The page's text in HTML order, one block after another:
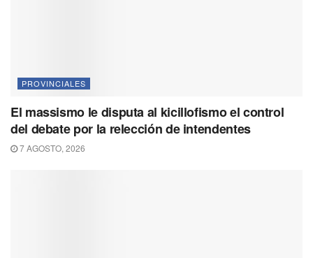
PROVINCIALES
El massismo le disputa al kicillofismo el control
del debate por la relección de intendentes
7 AGOSTO, 2026